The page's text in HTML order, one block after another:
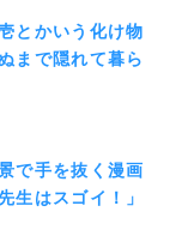
とかいう化け物
まで隠れて暮ら
で手を抜く漫画
生はスゴイ！」